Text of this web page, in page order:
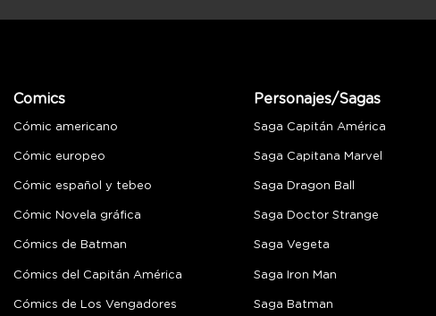
Comics
Cómic americano
Cómic europeo
Cómic español y tebeo
Cómic Novela gráfica
Cómics de Batman
Cómics del Capitán América
Cómics de Los Vengadores
Personajes/Sagas
Saga Capitán América
Saga Capitana Marvel
Saga Dragon Ball
Saga Doctor Strange
Saga Vegeta
Saga Iron Man
Saga Batman